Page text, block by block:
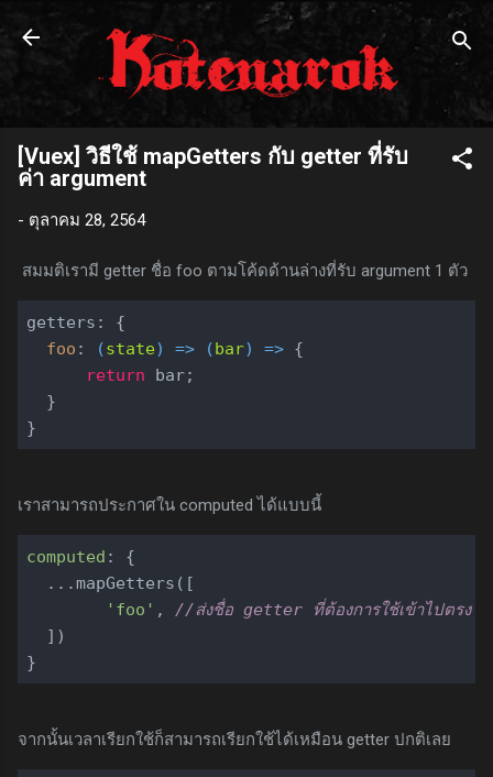
ข้ามไปที่เนื้อหาหลัก
[Vuex] วิธีใช้ mapGetters กับ getter ที่รับ
ค่า argument
- ตุลาคม 28, 2564
สมมติเรามี getter ชื่อ foo ตามโค้ดด้านล่างที่รับ argument 1 ตัว
getters: {
foo : (state) => (bar) => {
return bar;
  }
เราสามารถประกาศใน computed ได้แบบนี้
computed : {
  ...mapGetters([
'foo' , //ส่งชื่อ getter ที่ต้องการใช้เข้าไปตรง ๆ
  ])
จากนั้นเวลาเรียกใช้ก็สามารถเรียกใช้ได้เหมือน getter ปกติเลย